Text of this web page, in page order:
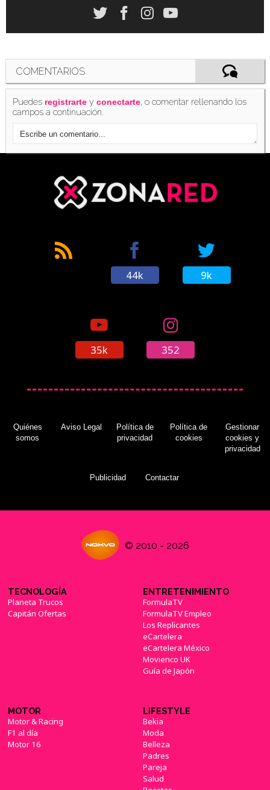
COMENTARIOS
Puedes registrarte yconectarte, o comentar rellenando los
campos a continuación.
44k 9k
35k 352
Quiénes
somos
Aviso Legal
Política de
privacidad
Política de
cookies
Gestionar
cookies y
privacidad
Publicidad Contactar
© 2010 - 2026
TECNOLOGÍA
Planeta Trucos
Capitán Ofertas
ENTRETENIMIENTO
FormulaTV
FormulaTV Empleo
Los Replicantes
eCartelera
eCartelera México
Movienco UK
Guía de Japón
MOTOR
Motor & Racing
F1 al día
Motor 16
LIFESTYLE
Bekia
Moda
Belleza
Padres
Pareja
Salud